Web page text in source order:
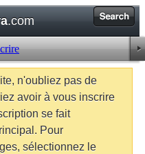
.com
n'oubliez pas de
avoir à vous inscrire
se fait
Pour
sélectionnez le